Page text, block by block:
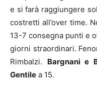
e si farà raggiungere
costretti all’over time.
13-7 consegna punti e
giorni straordinari.
Rimbalzi. Bargnani e
Gentile a 15.